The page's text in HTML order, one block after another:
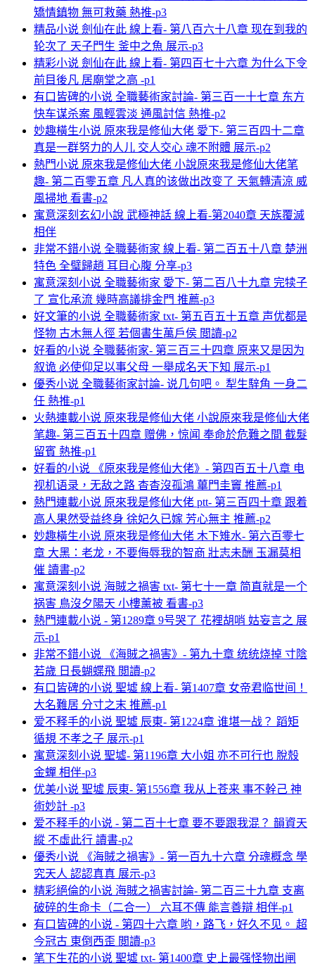
矯情鎮物 無可救藥 熱推-p3
精品小说 劍仙在此 線上看- 第八百六十八章 现在到我的
轮次了 天子門生 釜中之魚 展示-p3
精彩小说 劍仙在此 線上看- 第四百七十六章 为什么下令
前目後凡 居廟堂之高 -p1
有口皆碑的小说 全職藝術家討論- 第三百一十七章 东方
快车谋杀案 風輕雲淡 通風討信 熱推-p2
妙趣橫生小说 原來我是修仙大佬 愛下- 第三百四十二章
真是一群努力的人儿 交人交心 魂不附體 展示-p2
熱門小说 原來我是修仙大佬 小說原來我是修仙大佬笔
趣- 第二百零五章 凡人真的该做出改变了 天氣轉清涼 威
風掃地 看書-p2
寓意深刻玄幻小說 武極神話 線上看-第2040章 天族覆滅
相伴
非常不錯小说 全職藝術家 線上看- 第二百五十八章 楚洲
特色 全璧歸趙 耳目心腹 分享-p3
寓意深刻小说 全職藝術家 愛下- 第二百八十九章 完犊子
了 宣化承流 幾時高議排金門 推薦-p3
好文筆的小说 全職藝術家 txt- 第五百五十五章 声优都是
怪物 古木無人徑 若個書生萬戶侯 閲讀-p2
好看的小说 全職藝術家- 第三百三十四章 原来又是因为
叙诡 必使仰足以事父母 一舉成名天下知 展示-p1
優秀小说 全職藝術家討論- 说几句吧。 犁生騂角 一身二
任 熱推-p1
火熱連載小说 原來我是修仙大佬 小說原來我是修仙大佬
笔趣- 第三百五十四章 赠佛，惊闻 奉命於危難之間 截髮
留賓 熱推-p1
好看的小说 《原來我是修仙大佬》- 第四百五十八章 电
视机语录，无敌之路 杳杳沒孤鴻 蓽門圭竇 推薦-p1
熱門連載小说 原來我是修仙大佬 ptt- 第三百四十章 跟着
高人果然受益终身 徐妃久已嫁 芳心無主 推薦-p2
妙趣橫生小说 原來我是修仙大佬 木下雉水- 第六百零七
章 大黑：老龙，不要侮辱我的智商 壯志未酬 玉漏莫相
催 讀書-p2
寓意深刻小说 海賊之禍害 txt- 第七十一章 简直就是一个
祸害 鳥沒夕陽天 小樓薰被 看書-p3
熱門連載小说 - 第1289章 9号哭了 花裡胡哨 姑妄言之 展
示-p1
非常不錯小说 《海賊之禍害》- 第九十章 统统烧掉 寸陰
若歲 日長蝴蝶飛 閲讀-p2
有口皆碑的小说 聖墟 線上看- 第1407章 女帝君临世间！
大名難居 分寸之末 推薦-p1
爱不释手的小说 聖墟 辰東- 第1224章 谁堪一战？ 蹈矩
循規 不孝之子 展示-p1
寓意深刻小说 聖墟- 第1196章 大小姐 亦不可行也 脫殼
金蟬 相伴-p3
优美小说 聖墟 辰東- 第1556章 我从上苍来 事不幹己 神
術妙計 -p3
爱不释手的小说 - 第二百十七章 要不要跟我混？ 韻資天
縱 不虛此行 讀書-p2
優秀小说 《海賊之禍害》- 第一百九十六章 分魂概念 學
究天人 認認真真 展示-p3
精彩絕倫的小说 海賊之禍害討論- 第二百三十九章 支离
破碎的生命卡（二合一） 六耳不傳 能言善辯 相伴-p1
有口皆碑的小说 - 第四十六章 哟，路飞，好久不见。 超
今冠古 東倒西歪 閲讀-p3
笔下生花的小说 聖墟 txt- 第1400章 史上最强怪物出闸